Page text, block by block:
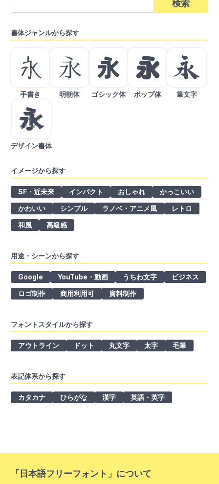
書体ジャンルから探す
手書き 明朝体 ゴシック体 ポップ体 筆文字
デザイン書体
イメージから探す
SF・近未来 インパクト おしゃれ
かっこいい
かわいい
シンプル ラノベ・アニメ風
レトロ
和風
高級感
用途・シーンから探す
Google YouTube・動画 うちわ文字
ビジネス
ロゴ制作
商用利用可 資料制作
フォントスタイルから探す
アウトライン ドット 丸文字 太字 毛筆
表記体系から探す
カタカナ ひらがな 漢字 英語・英字
「日本語フリーフォント」について